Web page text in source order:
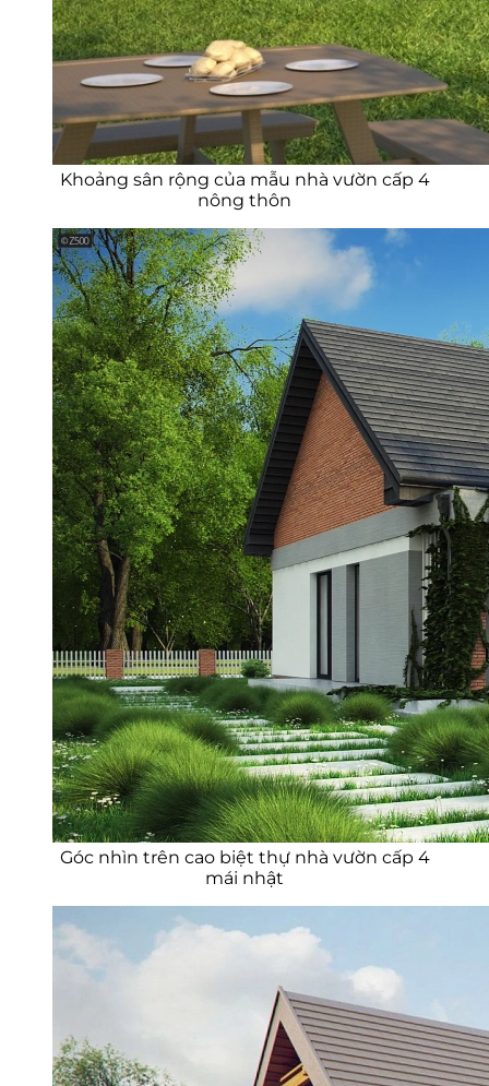
Khoảng sân rộng của mẫu nhà vườn cấp 4
nông thôn
Góc nhìn trên cao biệt thự nhà vườn cấp 4
mái nhật